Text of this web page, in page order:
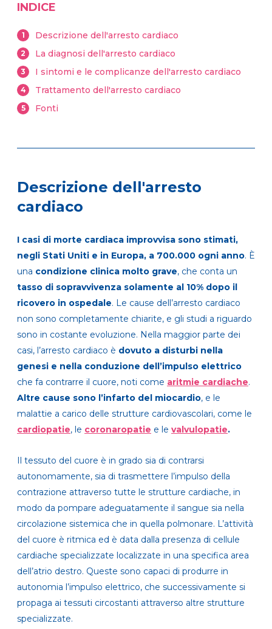
INDICE
1 Descrizione dell'arresto cardiaco
2 La diagnosi dell'arresto cardiaco
3 I sintomi e le complicanze dell'arresto cardiaco
4 Trattamento dell'arresto cardiaco
5 Fonti
Descrizione dell'arresto
cardiaco
I casi di morte cardiaca improvvisa sono stimati,
negli Stati Uniti e in Europa, a 700.000 ogni anno. È
una condizione clinica molto grave, che conta un
tasso di sopravvivenza solamente al 10% dopo il
ricovero in ospedale. Le cause dell’arresto cardiaco
non sono completamente chiarite, e gli studi a riguardo
sono in costante evoluzione. Nella maggior parte dei
casi, l’arresto cardiaco è dovuto a disturbi nella
genesi e nella conduzione dell’impulso elettrico
che fa contrarre il cuore, noti come aritmie cardiache.
Altre cause sono l’infarto del miocardio, e le
malattie a carico delle strutture cardiovascolari, come le
cardiopatie, le coronaropatie e le valvulopatie.
Il tessuto del cuore è in grado sia di contrarsi
autonomamente, sia di trasmettere l’impulso della
contrazione attraverso tutte le strutture cardiache, in
modo da pompare adeguatamente il sangue sia nella
circolazione sistemica che in quella polmonare. L’attività
del cuore è ritmica ed è data dalla presenza di cellule
cardiache specializzate localizzate in una specifica area
dell’atrio destro. Queste sono capaci di produrre in
autonomia l’impulso elettrico, che successivamente si
propaga ai tessuti circostanti attraverso altre strutture
specializzate.